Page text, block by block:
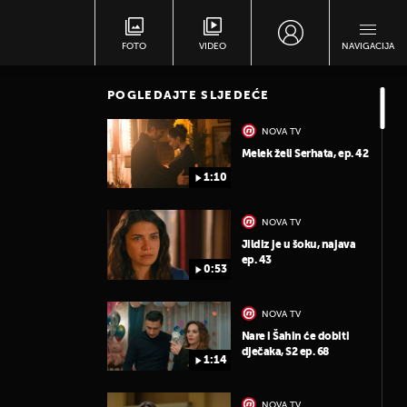
FOTO VIDEO NAVIGACIJA
POGLEDAJTE SLJEDEĆE
1:10
NOVA TV
Melek želi Serhata, ep. 42
0:53
NOVA TV
Jildiz je u šoku, najava
ep. 43
1:14
NOVA TV
Nare i Šahin će dobiti
dječaka, S2 ep. 68